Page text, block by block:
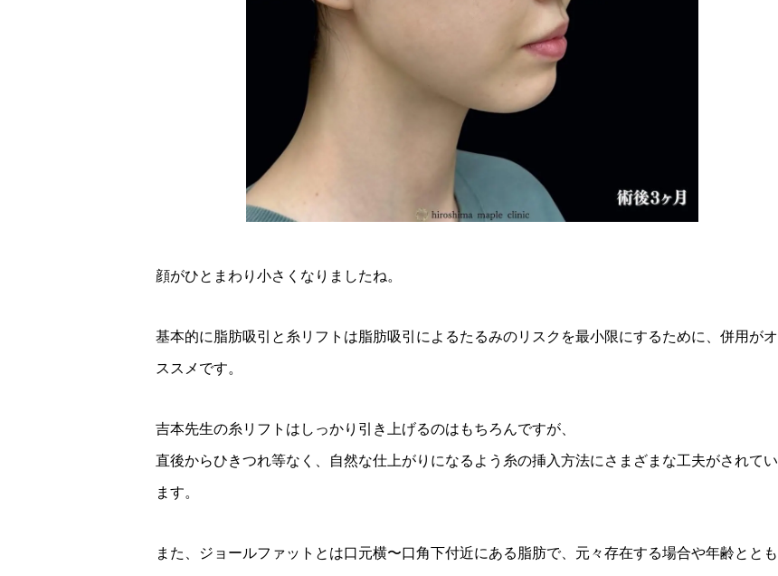
顔がひとまわり小さくなりましたね。
基本的に脂肪吸引と糸リフトは脂肪吸引によるたるみのリスクを最小限にするために、併用がオ
ススメです。
吉本先生の糸リフトはしっかり引き上げるのはもちろんですが、
直後からひきつれ等なく、自然な仕上がりになるよう糸の挿入方法にさまざまな工夫がされてい
ます。
また、ジョールファットとは口元横〜口角下付近にある脂肪で、元々存在する場合や年齢ととも